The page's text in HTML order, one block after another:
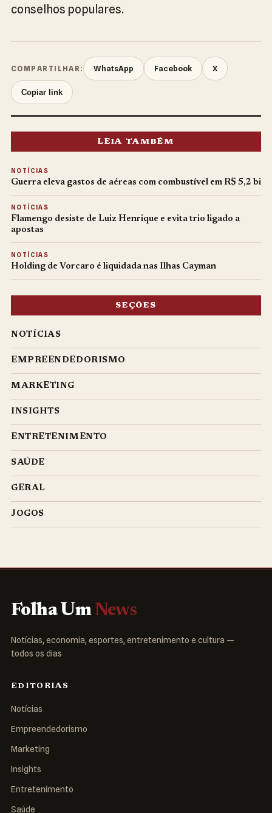
conselhos populares.
COMPARTILHAR: WhatsApp Facebook X
Copiar link
LEIA TAMBÉM
NOTÍCIAS
Guerra eleva gastos de aéreas com combustível em R$ 5,2 bi
NOTÍCIAS
Flamengo desiste de Luiz Henrique e evita trio ligado a
apostas
NOTÍCIAS
Holding de Vorcaro é liquidada nas Ilhas Cayman
SEÇÕES
NOTÍCIAS
EMPREENDEDORISMO
MARKETING
INSIGHTS
ENTRETENIMENTO
SAÚDE
GERAL
JOGOS
Folha Um News
Notícias, economia, esportes, entretenimento e cultura —
todos os dias
EDITORIAS
Notícias
Empreendedorismo
Marketing
Insights
Entretenimento
Saúde